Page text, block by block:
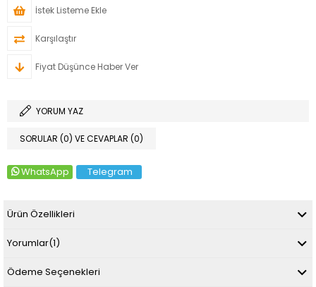
İstek Listeme Ekle
Karşılaştır
Fiyat Düşünce Haber Ver
YORUM YAZ
SORULAR (0) VE CEVAPLAR (0)
WhatsApp Telegram
Ürün Özellikleri
Yorumlar(1)
Ödeme Seçenekleri